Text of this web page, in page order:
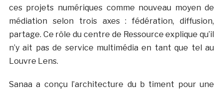
ces projets numériques comme nouveau moyen de
médiation selon trois axes : fédération, diffusion,
partage. Ce rôle du centre de Ressource explique qu’il
n’y ait pas de service multimédia en tant que tel au
Louvre Lens.
Sanaa a conçu l’architecture du b timent pour une